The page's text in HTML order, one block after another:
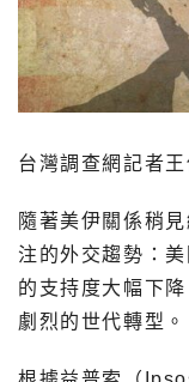
台灣調查網記者
隨著美伊關係稍
注的外交趨勢：
的支持度大幅下
劇烈的世代轉型。